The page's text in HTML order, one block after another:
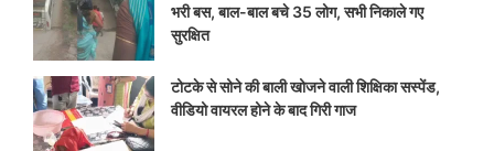
भरी बस, बाल-बाल बचे 35 लोग, सभी निकाले गए
सुरक्षित
टोटके से सोने की बाली खोजने वाली शिक्षिका सस्पेंड,
वीडियो वायरल होने के बाद गिरी गाज